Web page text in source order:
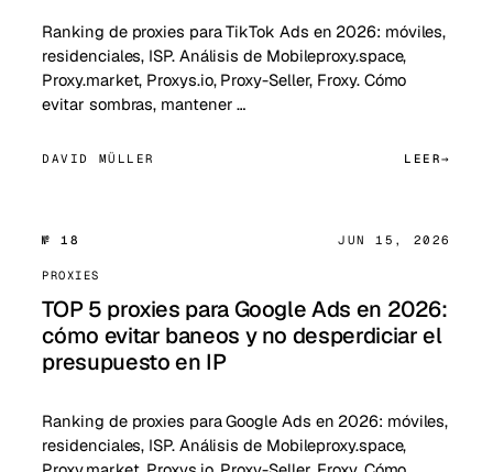
Ranking de proxies para TikTok Ads en 2026: móviles,
residenciales, ISP. Análisis de Mobileproxy.space,
Proxy.market, Proxys.io, Proxy-Seller, Froxy. Cómo
evitar sombras, mantener …
DAVID MÜLLER LEER
№ 18 JUN 15, 2026
PROXIES
TOP 5 proxies para Google Ads en 2026:
cómo evitar baneos y no desperdiciar el
presupuesto en IP
Ranking de proxies para Google Ads en 2026: móviles,
residenciales, ISP. Análisis de Mobileproxy.space,